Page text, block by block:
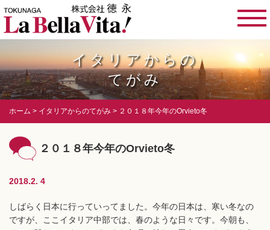
イタリアからの
てがみ
ホーム イタリアからのてがみ ２０１８年今年のOrvieto冬
２０１８年今年のOrvieto冬
2018.2. 4
しばらく日本に行っていってました。今年の日本は、寒い冬なの
ですが、ここイタリア中部では、春のような日々です。今朝も、